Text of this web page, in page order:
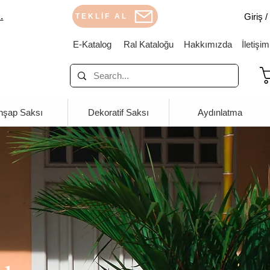
TEKLİF AL Giriş /
E-Katalog Ral Kataloğu Hakkımızda İletişim
Saksı Dekoratif Saksı Aydınlatma